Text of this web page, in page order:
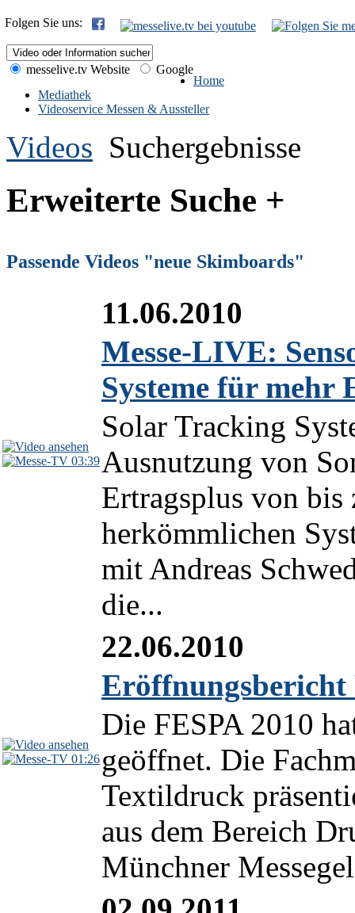
Folgen Sie uns:
messelive.tv Website
Google
Home
Mediathek
Videoservice Messen & Aussteller
Videos Suchergebnisse
Erweiterte Suche +
Passende Videos "neue Skimboards"
03:39
11.06.2010
Messe-LIVE:
Systeme für mehr
Solar Tracking
Ausnutzung von
Ertragsplus von bis
herkömmlichen
mit Andreas
die...
01:26
22.06.2010
Eröffnungsbericht
Die FESPA 2010
geöffnet. Die
Textildruck
aus dem Bereich
Münchner